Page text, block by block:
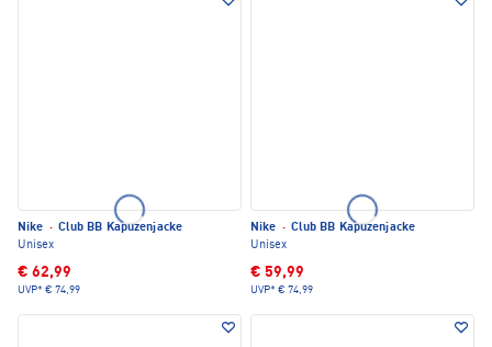
Nike · Club BB Kapuzenjacke
Unisex
€ 62,99
UVP* € 74,99
Nike · Club BB Kapuzenjacke
Unisex
€ 59,99
UVP* € 74,99